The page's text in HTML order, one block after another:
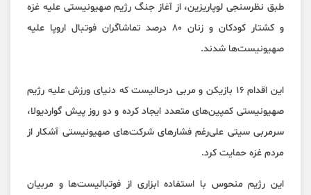
طبق نظرسنجی لوپاریزین، از آغاز جنگ رژیم صهیونیستی علیه غزه
و کشتار کودکان و زنان ۸۰ درصد تماشاگران فوتبال اروپا علیه
صهیونیست‌ها شدند.
این اقدام ۱۶ بازیکن و‌ مربی درحالیست که دنیای ورزش علیه رژیم
صهیونیستی کمپین‌های متعدد ایجاد کرده و دو روز پیش گواردیولا،
سرمربی سیتی علی‌رغم فشارهای شرکت‌های صهیونیستی آشکار از
مردم غزه حمایت کرد.
این رژیم منحوس با استفاده ابزاری از فوتبالیست‌ها و مربیان